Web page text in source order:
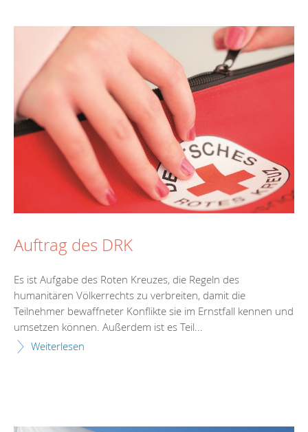
Auftrag des DRK
Es ist Aufgabe des Roten Kreuzes, die Regeln des
humanitären Völkerrechts zu verbreiten, damit die
Teilnehmer bewaffneter Konflikte sie im Ernstfall kennen und
umsetzen können. Außerdem ist es Teil...
Weiterlesen